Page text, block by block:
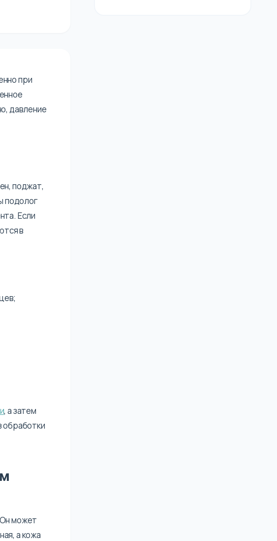
при
давление
поджат,
подолог
Если
в
, а затем
обработки
может
а кожа